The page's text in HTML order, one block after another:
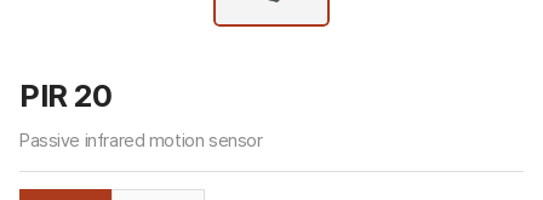
PIR 20
Passive infrared motion sensor